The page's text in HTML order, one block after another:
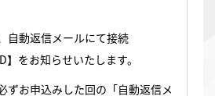
自動返信メールにて接続
】をお知らせいたします。
ずお申込みした回の「自動返信メ